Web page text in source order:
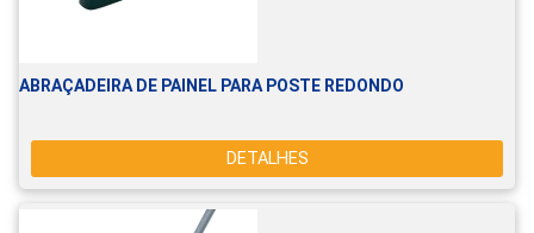
ABRAÇADEIRA DE PAINEL PARA POSTE REDONDO
DETALHES